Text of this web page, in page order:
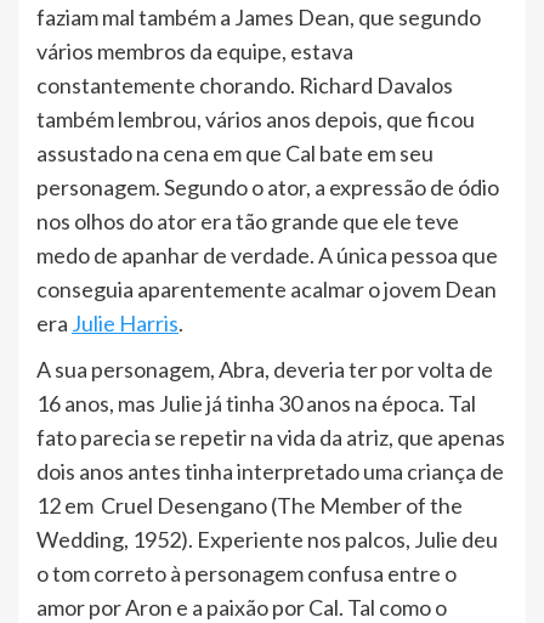
faziam mal também a James Dean, que segundo
vários membros da equipe, estava
constantemente chorando. Richard Davalos
também lembrou, vários anos depois, que ficou
assustado na cena em que Cal bate em seu
personagem. Segundo o ator, a expressão de ódio
nos olhos do ator era tão grande que ele teve
medo de apanhar de verdade. A única pessoa que
conseguia aparentemente acalmar o jovem Dean
era Julie Harris.
A sua personagem, Abra, deveria ter por volta de
16 anos, mas Julie já tinha 30 anos na época. Tal
fato parecia se repetir na vida da atriz, que apenas
dois anos antes tinha interpretado uma criança de
12 em Cruel Desengano (The Member of the
Wedding, 1952). Experiente nos palcos, Julie deu
o tom correto à personagem confusa entre o
amor por Aron e a paixão por Cal. Tal como o